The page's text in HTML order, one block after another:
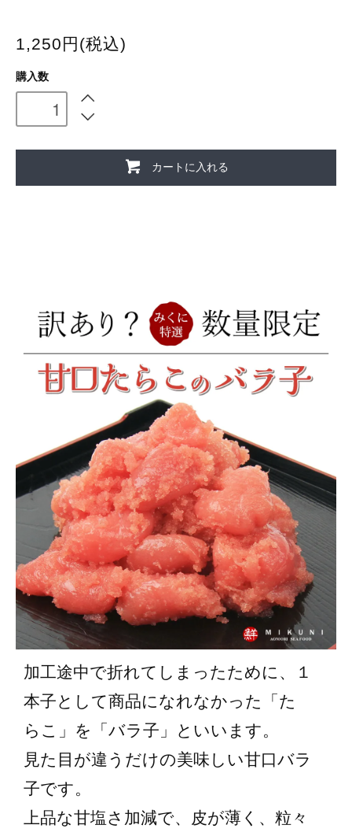
1,250円(税込)
購入数
カートに入れる
加工途中で折れてしまったために、１
本子として商品になれなかった「た
らこ」を「バラ子」といいます。
見た目が違うだけの美味しい甘口バラ
子です。
上品な甘塩さ加減で、皮が薄く、粒々